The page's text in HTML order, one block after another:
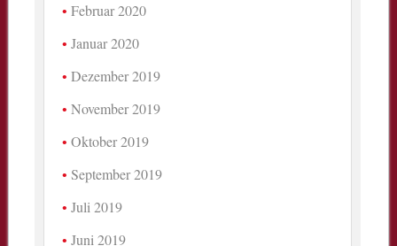
Februar 2020
Januar 2020
Dezember 2019
November 2019
Oktober 2019
September 2019
Juli 2019
Juni 2019